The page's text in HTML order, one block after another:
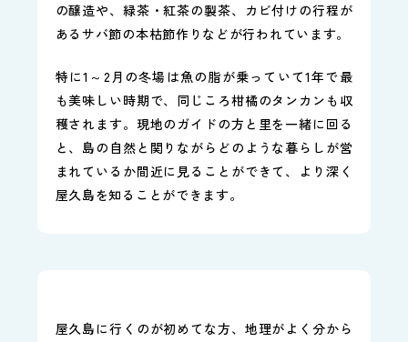
の醸造や、緑茶・紅茶の製茶、カビ付けの行程が
あるサバ節の本枯節作りなどが行われています。
特に1～2月の冬場は魚の脂が乗っていて1年で最
も美味しい時期で、同じころ柑橘のタンカンも収
穫されます。現地のガイドの方と里を一緒に回る
と、島の自然と関りながらどのような暮らしが営
まれているか間近に見ることができて、より深く
屋久島を知ることができます。
屋久島に行くのが初めてな方、地理がよく分から